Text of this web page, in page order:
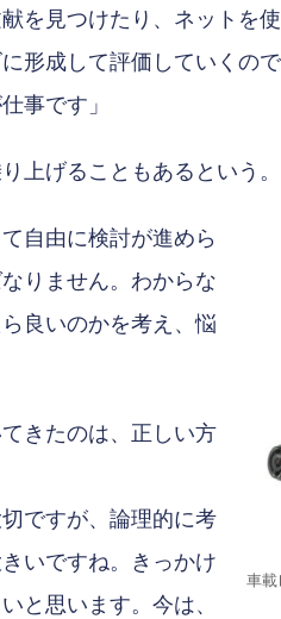
を見つけたり、ネットを
形成して評価していくの
事です」
上げることもあるという。
車載
自由に検討が進めら
りません。わからな
良いのかを考え、悩
きたのは、正しい方
ですが、論理的に考
いですね。きっかけ
と思います。今は、